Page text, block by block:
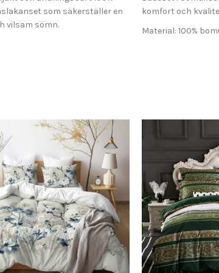
som säkerställer en
vilsam sömn.
och mjuk konsistens
komfort och
Material: 100%